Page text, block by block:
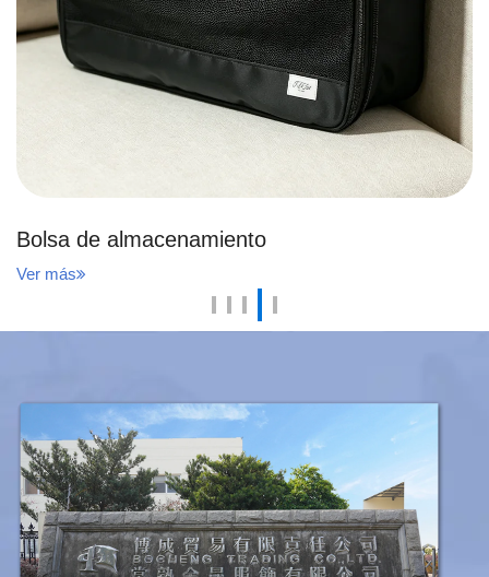
Bolsa de almacenamiento
Ver más